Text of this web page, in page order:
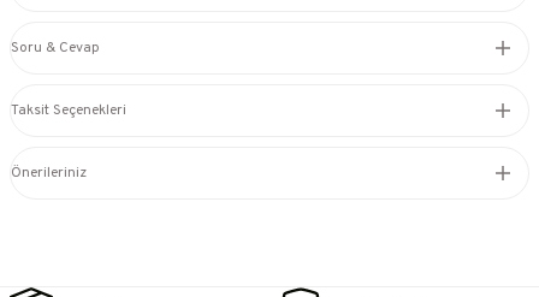
Soru & Cevap
Taksit Seçenekleri
Önerileriniz